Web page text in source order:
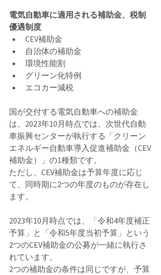
電気自動車に適用される補助金、税制
優遇制度
CEV補助金
自治体の補助金
環境性能割
グリーン化特例
エコカー減税
国が交付する電気自動車への補助金
は、2023年10月時点では、次世代自動
車振興センターが執行する「クリーン
エネルギー自動車導入促進補助金（CEV
補助金）」の1種類です。
ただし、CEV補助金は予算年度に応じ
て、同時期に2つの年度のものが存在し
ます。
2023年10月時点では、「令和4年度補正
予算」と「令和5年度当初予算」という
2つのCEV補助金の公募が一緒に執行さ
れています。
2つの補助金の条件は同じですが、予算